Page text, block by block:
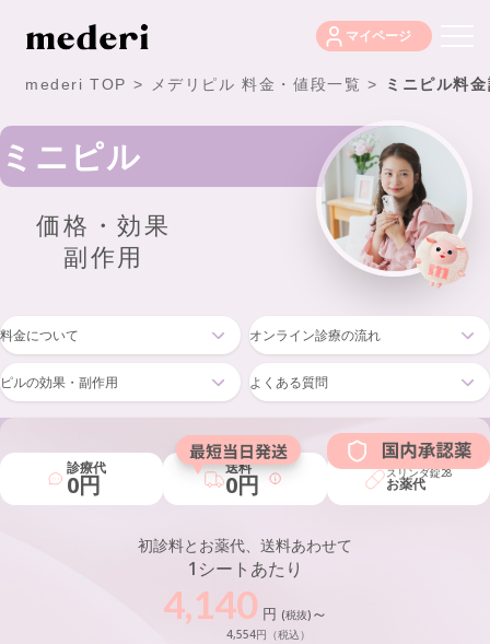
マイページ
mederi TOP > メデリピル 料金・値段一覧 > ミニピル料
ミニピル
価格・効果
副作用
料金について オンライン診療の流れ
ピルの効果・副作用 よくある質問
診療代
0円
送料
0円 スリンダ錠28
お薬代
初診料とお薬代、送料あわせて
1シートあたり
4,140 円 (税抜)
4,554円（税込）
～